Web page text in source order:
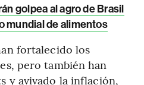
golpea al agro de Brasil
mundial de alimentos
fortalecido los
pero también han
y avivado la inflación,